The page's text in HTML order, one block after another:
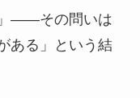
」——その問いは
ある」という結